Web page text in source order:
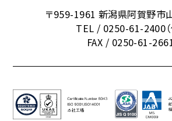
〒959-1961 新潟県阿賀野市
TEL / 0250-61-2400（
FAX / 0250-61-